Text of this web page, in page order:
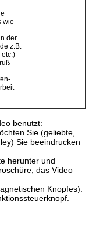
wie
der
z.B.
benutzt:
Sie (geliebte,
Sie beeindrucken
herunter und
das Video
Knopfes).